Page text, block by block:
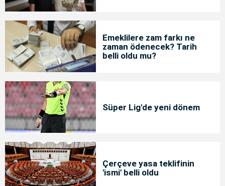
Emeklilere zam farkı ne
zaman ödenecek? Tarih
belli oldu mu?
Süper Lig'de yeni dönem
Çerçeve yasa teklifinin
'ismi' belli oldu